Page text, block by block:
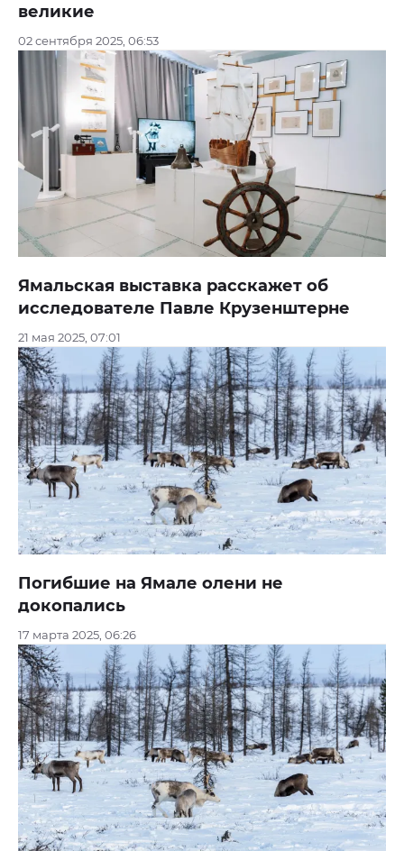
великие
02 сентября 2025, 06:53
Ямальская выставка расскажет об
исследователе Павле Крузенштерне
21 мая 2025, 07:01
Погибшие на Ямале олени не
докопались
17 марта 2025, 06:26